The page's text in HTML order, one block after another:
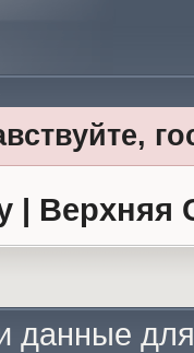
| Верхняя
данные